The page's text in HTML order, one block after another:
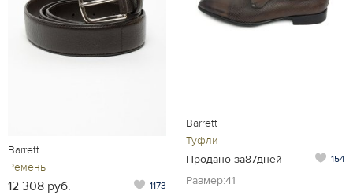
Barrett
Ремень
12 308 руб. 1173
Barrett
Туфли
Продано за87дней
154
Размер:41